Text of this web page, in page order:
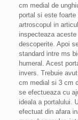
cm medial de
portal si este
artroscopul in
inspecteaza
descoperite. Apoi
standard intre ms
humeral. Acest
invers. Trebuie
cm medial si 3 cm
se efectueaza cu
ideala a portalului.
efectuat din afara